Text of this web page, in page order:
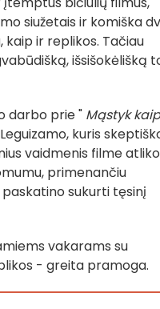
siužetais ir komiška
ir replikos. Tačiau
išsišokėlišką
darbo prie " Mąstyk kaip
kuris
vaidmenis filme atliko
primenančiu
sukurti tęsinį
vakarams su
- greita pramoga.